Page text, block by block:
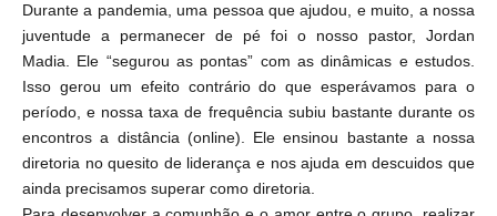
Durante a pandemia, uma pessoa que ajudou, e muito, a nossa
juventude a permanecer de pé foi o nosso pastor, Jordan
Madia. Ele “segurou as pontas” com as dinâmicas e estudos.
Isso gerou um efeito contrário do que esperávamos para o
período, e nossa taxa de frequência subiu bastante durante os
encontros a distância (online). Ele ensinou bastante a nossa
diretoria no quesito de liderança e nos ajuda em descuidos que
ainda precisamos superar como diretoria.